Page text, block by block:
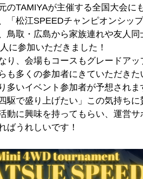
のTAMIYAが主催する全国大会に
「松江SPEEDチャンピオンシッ
鳥取・広島から家族連れや友人同
に参加いただきました！
り、会場もコースもグレードアッ
も多くの参加者にきていただきた
多いイベント参加者が予想されま
駆で盛り上げたい」この気持ちに
動に興味を持ってもらい、運営サ
ばうれしいです！